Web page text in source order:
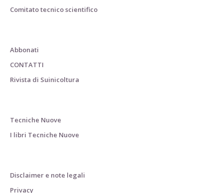
Comitato tecnico scientifico
Abbonati
CONTATTI
Rivista di Suinicoltura
Tecniche Nuove
I libri Tecniche Nuove
Disclaimer e note legali
Privacy